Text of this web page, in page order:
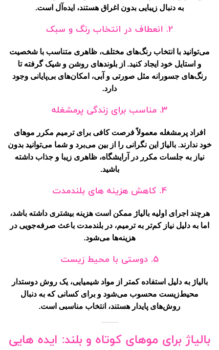
به دنبال زیبایی بدون اغراق هستند، ایده‌آل است.
2. انعطاف در انتخاب رنگ و سبک
می‌توانید با انتخاب رنگ‌های مختلف، ظاهری متناسب با شخصیت
و استایل خود ایجاد کنید. از بلوند‌های روشن و شیک گرفته تا
رنگ‌های جسورانه مثل صورتی و آبی، امکان‌های بی‌پایانی وجود
دارد.
3. مناسب برای زندگی پرمشغله
افراد پرمشغله معمولاً فرصت کافی برای ترمیم مکرر موهای
خود ندارند. بالیاژ این نگرانی را از بین می‌برد و شما می‌توانید بدون
نیاز به جلسات مکرر در آرایشگاه، ظاهری زیبا و جذاب داشته
باشید.
4. کاهش هزینه های بلندمدت
هرچند اجرای اولیه بالیاژ ممکن است هزینه بیشتری داشته باشد،
اما به دلیل نیاز کم‌تر به ترمیم، در بلندمدت باعث صرفه‌جویی در
هزینه‌ها می‌شود.
5. دوستی با محیط زیست
بالیاژ به دلیل استفاده کمتر از مواد شیمیایی، یک روش دوستدار
محیط‌زیست محسوب می‌شود و برای کسانی که به دنبال
روش‌های پایدار هستند، انتخاب مناسبی است.
بالیاژ برای موهای کوتاه و بلند: ایده هایی